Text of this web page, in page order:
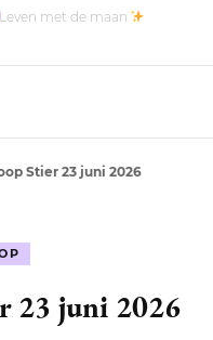
Leven met de maan
Stier 23 juni 2026
23 juni 2026